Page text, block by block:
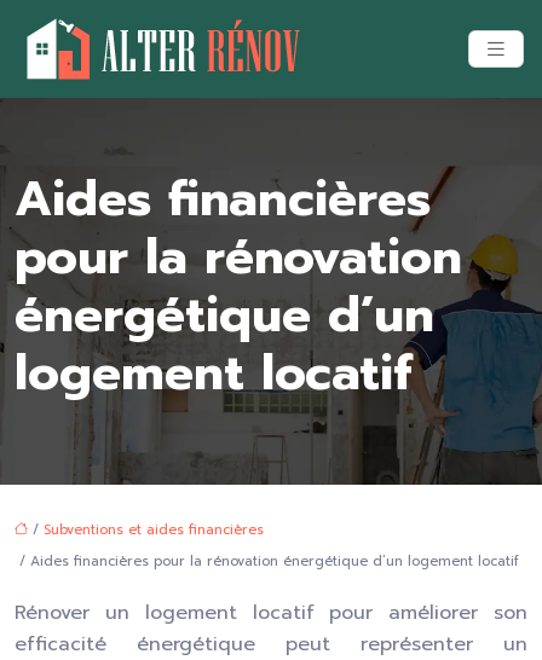
Aides financières
pour la rénovation
énergétique d’un
logement locatif
/ Subventions et aides financières
/ Aides financières pour la rénovation énergétique d’un logement locatif
Rénover un logement locatif pour améliorer son
efficacité énergétique peut représenter un